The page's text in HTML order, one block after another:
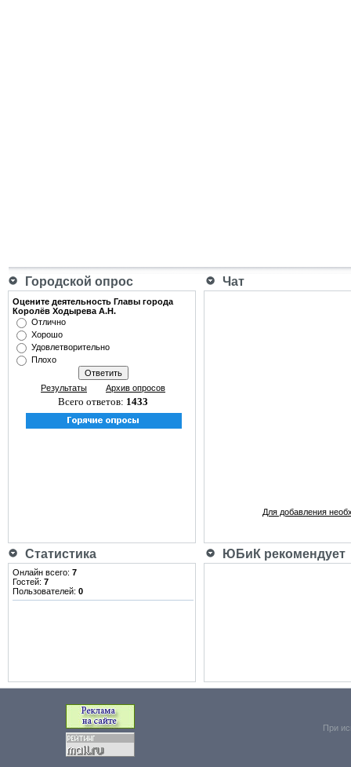
Городской опрос Чат
Оцените деятельность Главы города
Королёв Ходырева А.Н.
Отлично
Хорошо
Удовлетворительно
Плохо
Результаты Архив опросов
Всего ответов: 1433
Для добавления
Статистика ЮБиК рекомендует
Онлайн всего: 7
Гостей: 7
Пользователей: 0
При